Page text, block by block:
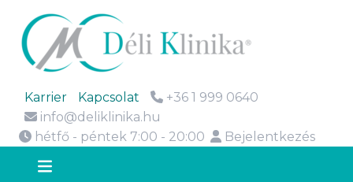
Karrier Kapcsolat
+36 1 999 0640
info@deliklinika.hu
hétfő - péntek 7:00 - 20:00
Bejelentkezés